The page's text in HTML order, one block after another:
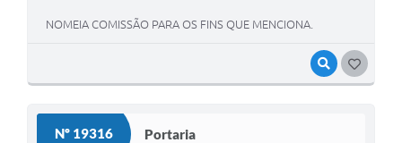
VISUALIZAR
NOMEIA COMISSÃO PARA OS FINS QUE MENCIONA.
Nº 19316 Portaria